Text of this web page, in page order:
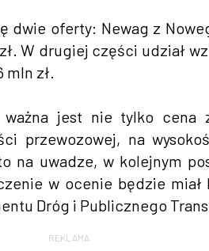
oferty: Newag z
W drugiej części udział
mln zł.
ważna jest nie tylko
przewozowej, na
na uwadze, w kolejnym
w ocenie będzie miał
Dróg i Publicznego
REKLAMA